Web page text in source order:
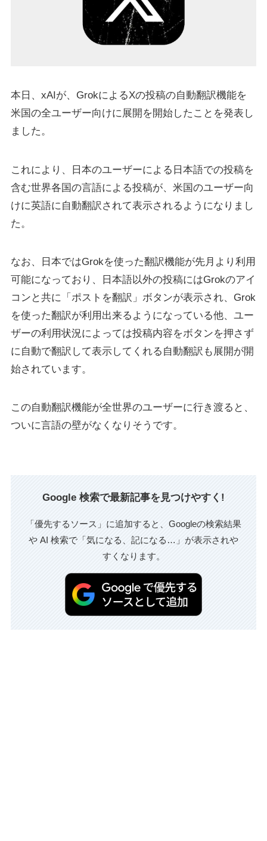
本日、xAIが、GrokによるXの投稿の自動翻訳機能を
米国の全ユーザー向けに展開を開始したことを発表し
ました。
これにより、日本のユーザーによる日本語での投稿を
含む世界各国の言語による投稿が、米国のユーザー向
けに英語に自動翻訳されて表示されるようになりまし
た。
なお、日本ではGrokを使った翻訳機能が先月より利用
可能になっており、日本語以外の投稿にはGrokのアイ
コンと共に「ポストを翻訳」ボタンが表示され、Grok
を使った翻訳が利用出来るようになっている他、ユー
ザーの利用状況によっては投稿内容をボタンを押さず
に自動で翻訳して表示してくれる自動翻訳も展開が開
始されています。
この自動翻訳機能が全世界のユーザーに行き渡ると、
ついに言語の壁がなくなりそうです。
Google 検索で最新記事を見つけやすく!
「優先するソース」に追加すると、Googleの検索結果
や AI 検索で「気になる、記になる…」が表示されや
すくなります。